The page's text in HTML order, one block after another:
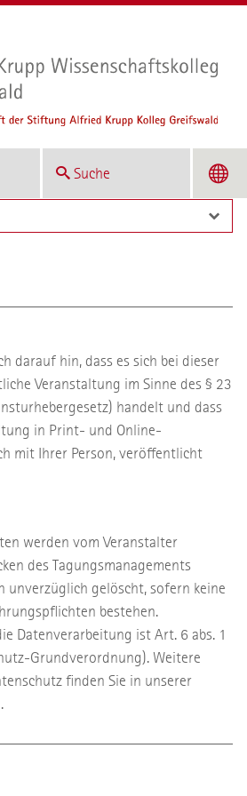
Suche
darauf hin, dass es sich bei dieser
Veranstaltung im Sinne des § 23
handelt und dass
in Print- und Online-
mit Ihrer Person, veröffentlicht
werden vom Veranstalter
des Tagungsmanagements
unverzüglich gelöscht, sofern keine
bestehen.
Datenverarbeitung ist Art. 6 abs. 1
Grundverordnung). Weitere
finden Sie in unserer
.